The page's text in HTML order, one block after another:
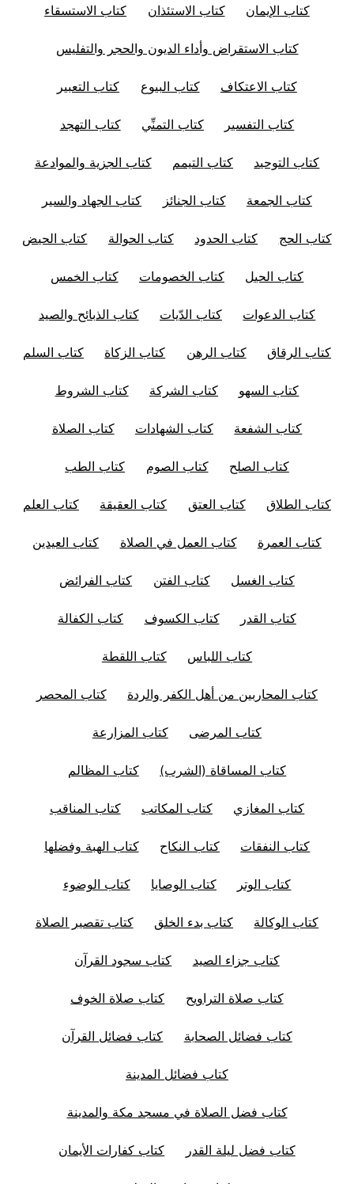
كتاب الإيمان كتاب الاستئذان كتاب الاستسقاء
كتاب الاستقراض وأداء الديون والحجر والتفليس
كتاب الاعتكاف كتاب البيوع كتاب التعبير
كتاب التفسير كتاب التمنِّي كتاب التهجد
كتاب التوحيد كتاب التيمم كتاب الجزية والموادعة
كتاب الجمعة كتاب الجنائز كتاب الجهاد والسير
كتاب الحج كتاب الحدود كتاب الحوالة كتاب الحيض
كتاب الحيل كتاب الخصومات كتاب الخمس
كتاب الدعوات كتاب الدّيات كتاب الذبائح والصيد
كتاب الرقاق كتاب الرهن كتاب الزكاة كتاب السلم
كتاب السهو كتاب الشركة كتاب الشروط
كتاب الشفعة كتاب الشهادات كتاب الصلاة
كتاب الصلح كتاب الصوم كتاب الطب
كتاب الطلاق كتاب العتق كتاب العقيقة كتاب العلم
كتاب العمرة كتاب العمل في الصلاة كتاب العيدين
كتاب الغسل كتاب الفتن كتاب الفرائض
كتاب القدر كتاب الكسوف كتاب الكفالة
كتاب اللباس كتاب اللقطة
كتاب المحاربين من أهل الكفر والردة كتاب المحصر
كتاب المرضى كتاب المزارعة
كتاب المساقاة (الشرب) كتاب المظالم
كتاب المغازي كتاب المكاتب كتاب المناقب
كتاب النفقات كتاب النكاح كتاب الهبة وفضلها
كتاب الوتر كتاب الوصايا كتاب الوضوء
كتاب الوكالة كتاب بدء الخلق كتاب تقصير الصلاة
كتاب جزاء الصيد كتاب سجود القرآن
كتاب صلاة التراويح كتاب صلاة الخوف
كتاب فضائل الصحابة كتاب فضائل القرآن
كتاب فضائل المدينة
كتاب فضل الصلاة في مسجد مكة والمدينة
كتاب فضل ليلة القدر كتاب كفارات الأيمان